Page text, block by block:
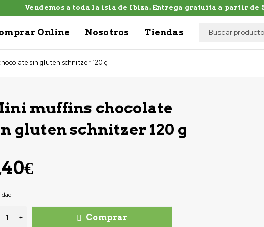
Vendemos a toda la isla de Ibiza. Entrega gratuíta a partir de
Online Nosotros Tiendas
sin gluten schnitzer 120 g
muffins chocolate
gluten schnitzer 120 g
€
Comprar